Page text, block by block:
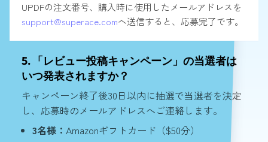
UPDFの注文番号、購入時に使用したメールアドレスを
support@superace.comへ送信すると、応募完了です。
5. 「レビュー投稿キャンペーン」の当選者は
いつ発表されますか？
キャンペーン終了後30日以内に抽選で当選者を決定
し、応募時のメールアドレスへご連絡します。
3名様： Amazonギフトカード（$50分）